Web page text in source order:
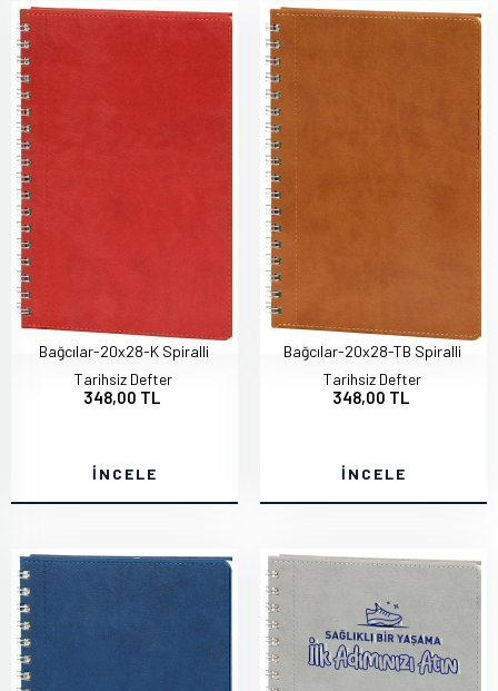
Bağcılar-20x28-K Spiralli
Tarihsiz Defter
348,00 TL
İNCELE
Bağcılar-20x28-TB Spiralli
Tarihsiz Defter
348,00 TL
İNCELE